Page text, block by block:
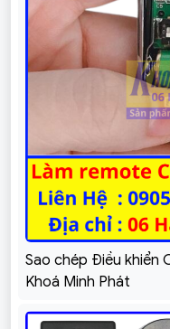
Sao chép Điều khiển
Khoá Minh Phát